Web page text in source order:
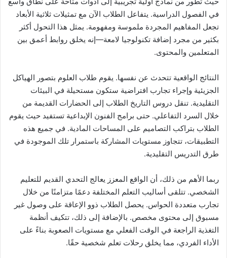
في الفصول الدراسية. يتفاعل الطلاب الآن مع تمثيلات ثلاثية الأبعاد
تجعل المفاهيم المجردة ملموسة ومفهومة. يمثل هذا التحول أكثر
بكثير من مجرد إضافة تكنولوجيا لامعة—إنه يخلق روابط أعمق بين
المتعلمين والمحتوى.
النتائج الواقعية تتحدث عن نفسها. يقوم طلاب العلوم بتصور الهياكل
الجزيئية وإجراء تجارب افتراضية ستكون مستحيلة في البيئات
التقليدية. تنقل دروس التاريخ الطلاب إلى الحضارات القديمة من
خلال السرد التفاعلي. حتى برامج الفنون الإبداعية تستفيد حيث يقوم
الطلاب بتراكب التصاميم على المساحات المادية. في جميع هذه
التطبيقات، تتجاوز مستويات المشاركة باستمرار تلك الموجودة في
طرق التدريس التقليدية.
ربما الأهم من ذلك، أن الواقع المعزز يعالج التحدي القديم للتعليم
الشخصي. تتلقى أساليب التعلم المختلفة دعمًا متزامنًا من خلال
تجارب متعددة الحواس. يحصل الطلاب ذوو الإعاقة على وصول غير
مسبوق إلى محتوى مخصص. بالإضافة إلى ذلك، تتكيف أنظمة
التغذية الراجعة في الوقت الفعلي مع مستويات الصعوبة بناءً على
الأداء الفردي، مما يخلق رحلات تعلم شخصية حقًا.